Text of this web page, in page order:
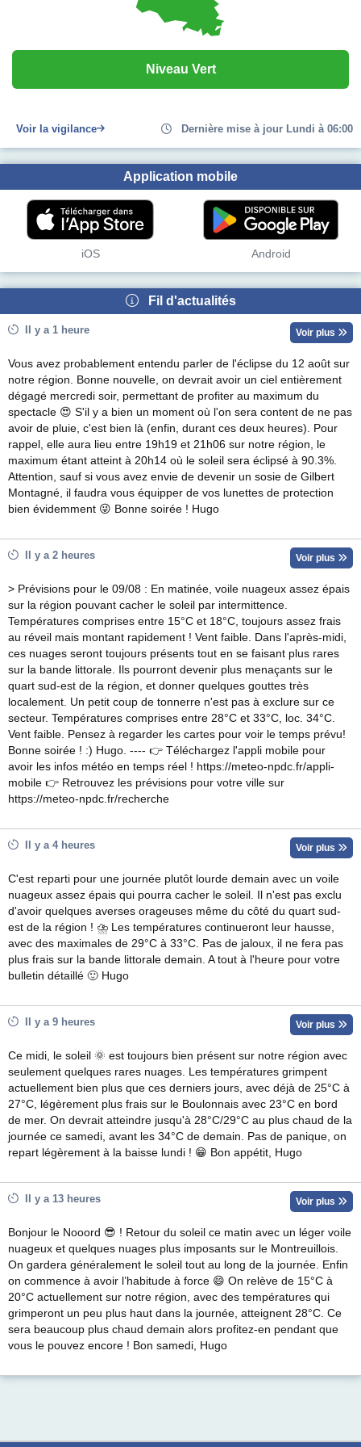
Niveau Vert
Voir la vigilance Dernière mise à jour Lundi à 06:00
Application mobile
iOS Android
Fil d'actualités
Il y a 1 heure Voir plus
Vous avez probablement entendu parler de l'éclipse du 12 août sur
notre région. Bonne nouvelle, on devrait avoir un ciel entièrement
dégagé mercredi soir, permettant de profiter au maximum du
spectacle 😍 S'il y a bien un moment où l'on sera content de ne pas
avoir de pluie, c'est bien là (enfin, durant ces deux heures). Pour
rappel, elle aura lieu entre 19h19 et 21h06 sur notre région, le
maximum étant atteint à 20h14 où le soleil sera éclipsé à 90.3%.
Attention, sauf si vous avez envie de devenir un sosie de Gilbert
Montagné, il faudra vous équipper de vos lunettes de protection
bien évidemment 😜 Bonne soirée ! Hugo
Il y a 2 heures Voir plus
> Prévisions pour le 09/08 : En matinée, voile nuageux assez épais
sur la région pouvant cacher le soleil par intermittence.
Températures comprises entre 15°C et 18°C, toujours assez frais
au réveil mais montant rapidement ! Vent faible. Dans l'après-midi,
ces nuages seront toujours présents tout en se faisant plus rares
sur la bande littorale. Ils pourront devenir plus menaçants sur le
quart sud-est de la région, et donner quelques gouttes très
localement. Un petit coup de tonnerre n'est pas à exclure sur ce
secteur. Températures comprises entre 28°C et 33°C, loc. 34°C.
Vent faible. Pensez à regarder les cartes pour voir le temps prévu!
Bonne soirée ! :) Hugo. ---- 👉 Téléchargez l'appli mobile pour
avoir les infos météo en temps réel ! https://meteo-npdc.fr/appli-
mobile 👉 Retrouvez les prévisions pour votre ville sur
https://meteo-npdc.fr/recherche
Il y a 4 heures Voir plus
C'est reparti pour une journée plutôt lourde demain avec un voile
nuageux assez épais qui pourra cacher le soleil. Il n'est pas exclu
d'avoir quelques averses orageuses même du côté du quart sud-
est de la région ! ⛈ Les températures continueront leur hausse,
avec des maximales de 29°C à 33°C. Pas de jaloux, il ne fera pas
plus frais sur la bande littorale demain. A tout à l'heure pour votre
bulletin détaillé 🙂 Hugo
Il y a 9 heures Voir plus
Ce midi, le soleil 🌞 est toujours bien présent sur notre région avec
seulement quelques rares nuages. Les températures grimpent
actuellement bien plus que ces derniers jours, avec déjà de 25°C à
27°C, légèrement plus frais sur le Boulonnais avec 23°C en bord
de mer. On devrait atteindre jusqu'à 28°C/29°C au plus chaud de la
journée ce samedi, avant les 34°C de demain. Pas de panique, on
repart légèrement à la baisse lundi ! 😁 Bon appétit, Hugo
Il y a 13 heures Voir plus
Bonjour le Nooord 😎 ! Retour du soleil ce matin avec un léger voile
nuageux et quelques nuages plus imposants sur le Montreuillois.
On gardera généralement le soleil tout au long de la journée. Enfin
on commence à avoir l’habitude à force 😄 On relève de 15°C à
20°C actuellement sur notre région, avec des températures qui
grimperont un peu plus haut dans la journée, atteignent 28°C. Ce
sera beaucoup plus chaud demain alors profitez-en pendant que
vous le pouvez encore ! Bon samedi, Hugo